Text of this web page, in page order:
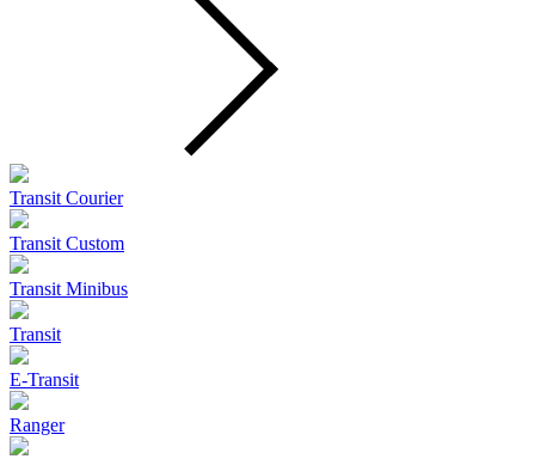
Transit Courier
Transit Custom
Transit Minibus
Transit
E-Transit
Ranger